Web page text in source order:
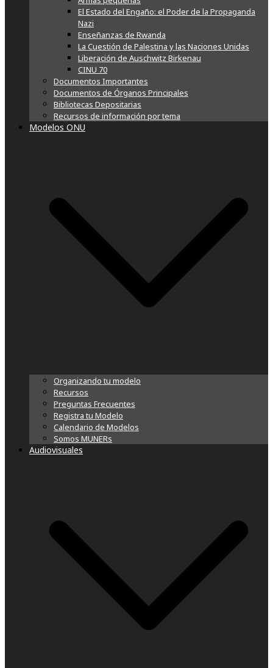
El Estado del Engaño: el Poder de la Propaganda
Nazi
Enseñanzas de Rwanda
La Cuestión de Palestina y las Naciones Unidas
Liberación de Auschwitz Birkenau
CINU 70
Documentos Importantes
Documentos de Órganos Principales
Bibliotecas Depositarias
Recursos de información por tema
Modelos ONU
Organizando tu modelo
Recursos
Preguntas Frecuentes
Registra tu Modelo
Calendario de Modelos
Somos MUNERs
Audiovisuales